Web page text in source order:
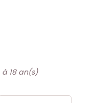
à 18 an(s)